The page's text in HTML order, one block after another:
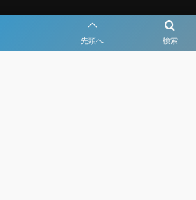
検索
先頭へ